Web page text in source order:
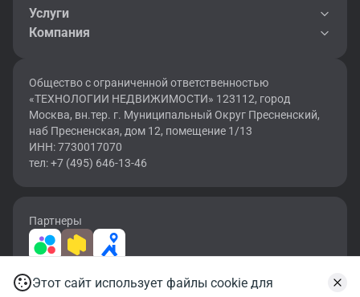
Услуги
Компания
Общество с ограниченной ответственностью
«ТЕХНОЛОГИИ НЕДВИЖИМОСТИ» 123112, город
Москва, вн.тер. г. Муниципальный Округ Пресненский,
наб Пресненская, дом 12, помещение 1/13
ИНН: 7730017070
тел: +7 (495) 646-13-46
Партнеры
2026 © OF.RU | Все права защищены.
Этот сайт использует файлы cookie для